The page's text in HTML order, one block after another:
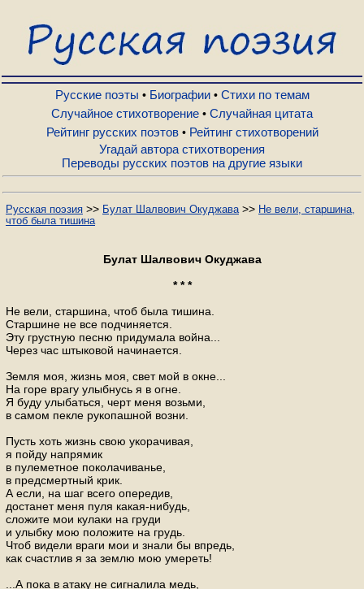
Русские поэты
Биографии
Стихи по темам
Случайное стихотворение
Рейтинг русских поэтов
Рейтинг стихотворений
Русские поэты • Биографии• Стихи по темам
Случайное стихотворение • Случайная цитата
Рейтинг русских поэтов• Рейтинг стихотворений
Угадай автора стихотворения
Переводы русских поэтов на другие языки
Русская поэзия >> Булат Шалвович Окуджава >> Не вели, старшина,
чтоб была тишина
Булат Шалвович Окуджава
* * *
Не вели, старшина, чтоб была тишина.
Старшине не все подчиняется.
Эту грустную песню придумала война...
Через час штыковой начинается.
Земля моя, жизнь моя, свет мой в окне...
На горе врагу улыбнусь я в огне.
Я буду улыбаться, черт меня возьми,
в самом пекле рукопашной возни.
Пусть хоть жизнь свою укорачивая,
я пойду напрямик
в пулеметное поколачиванье,
в предсмертный крик.
А если, на шаг всего опередив,
достанет меня пуля какая-нибудь,
сложите мои кулаки на груди
и улыбку мою положите на грудь.
Чтоб видели враги мои и знали бы впредь,
как счастлив я за землю мою умереть!
...А пока в атаку не сигналила медь,